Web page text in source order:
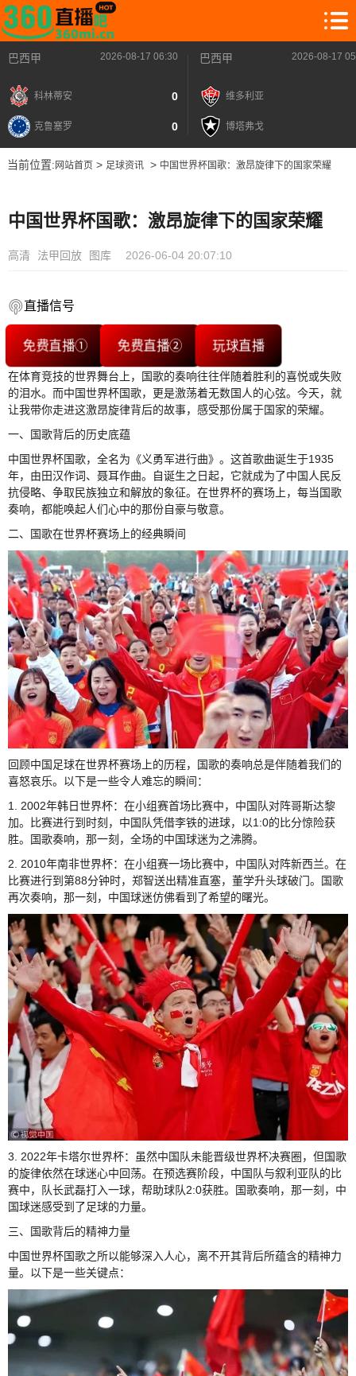
巴西甲 2026-08-17 06:30
科林蒂安 0
克鲁塞罗 0
巴西甲 2026-08-17
维多利亚
博塔弗戈
当前位置: 网站首页> 足球资讯> 中国世界杯国歌：激昂旋律下的国家荣耀
中国世界杯国歌：激昂旋律下的国家荣耀
高清 法甲回放 图库 2026-06-04 20:07:10
直播信号
免费直播① 免费直播② 玩球直播
在体育竞技的世界舞台上，国歌的奏响往往伴随着胜利的喜悦或失败
的泪水。而中国世界杯国歌，更是激荡着无数国人的心弦。今天，就
让我带你走进这激昂旋律背后的故事，感受那份属于国家的荣耀。
一、国歌背后的历史底蕴
中国世界杯国歌，全名为《义勇军进行曲》。这首歌曲诞生于1935
年，由田汉作词、聂耳作曲。自诞生之日起，它就成为了中国人民反
抗侵略、争取民族独立和解放的象征。在世界杯的赛场上，每当国歌
奏响，都能唤起人们心中的那份自豪与敬意。
二、国歌在世界杯赛场上的经典瞬间
回顾中国足球在世界杯赛场上的历程，国歌的奏响总是伴随着我们的
喜怒哀乐。以下是一些令人难忘的瞬间：
1. 2002年韩日世界杯：在小组赛首场比赛中，中国队对阵哥斯达黎
加。比赛进行到时刻，中国队凭借李铁的进球，以1:0的比分惊险获
胜。国歌奏响，那一刻，全场的中国球迷为之沸腾。
2. 2010年南非世界杯：在小组赛一场比赛中，中国队对阵新西兰。在
比赛进行到第88分钟时，郑智送出精准直塞，董学升头球破门。国歌
再次奏响，那一刻，中国球迷仿佛看到了希望的曙光。
3. 2022年卡塔尔世界杯：虽然中国队未能晋级世界杯决赛圈，但国歌
的旋律依然在球迷心中回荡。在预选赛阶段，中国队与叙利亚队的比
赛中，队长武磊打入一球，帮助球队2:0获胜。国歌奏响，那一刻，中
国球迷感受到了足球的力量。
三、国歌背后的精神力量
中国世界杯国歌之所以能够深入人心，离不开其背后所蕴含的精神力
量。以下是一些关键点：